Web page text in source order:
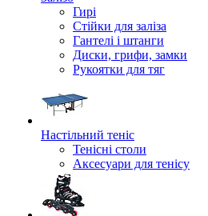
Гирі
Стійки для заліза
Гантелі і штанги
Диски, грифи, замки
Рукоятки для тяг
Настільний теніс
Тенісні столи
Аксесуари для тенісу